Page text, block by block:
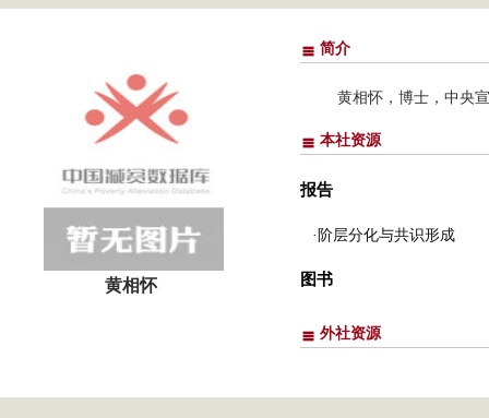
黄相怀
简介
黄相怀，博士，中央
本社资源
报告
·阶层分化与共识形成
图书
外社资源